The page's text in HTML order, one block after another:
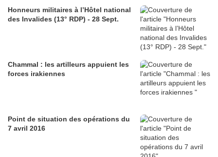
Honneurs militaires à l’Hôtel national
des Invalides (13° RDP) - 28 Sept.
Chammal : les artilleurs appuient les
forces irakiennes
Point de situation des opérations du
7 avril 2016